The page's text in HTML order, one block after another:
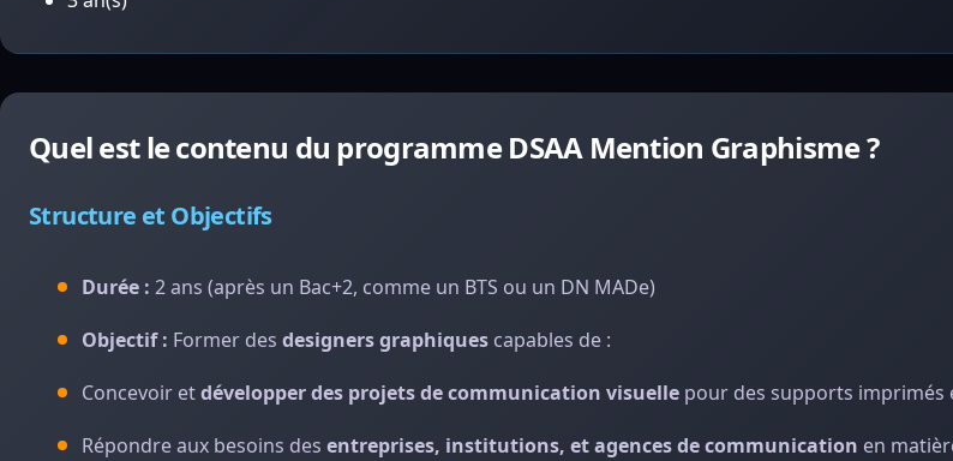
Quel est le contenu du programme DSAA Mention Graphisme ?
Structure et Objectifs
Durée : 2 ans (après un Bac+2, comme un BTS ou un DN MADe)
Objectif : Former des designers graphiques capables de :
Concevoir etdévelopper des projets de communication visuelle pour des supports imprimés
Répondre aux besoins des entreprises, institutions, et agences de communication en